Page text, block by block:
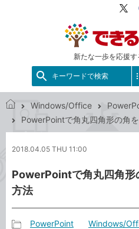
新たな一歩を応援す
X
キーワードで検索
で
ネ
ト
Windows/Office
PowerPointで角丸四角形の角
2018.04.05 THU 11:00
PowerPointで角丸四角形
方法
PowerPoint Windows/